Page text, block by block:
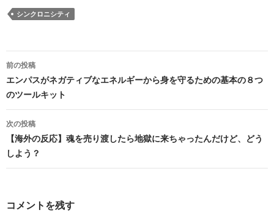
シンクロニシティ
投
稿
ナ
ビ
ゲ
ー
ョ
前の投稿
エンパスがネガティブなエネルギーから身を守るための基本の８つ
のツールキット
次の投稿
【海外の反応】魂を売り渡したら地獄に来ちゃったんだけど、どう
しよう？
コメントを残す